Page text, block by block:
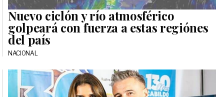
Nuevo ciclón y río atmosférico
golpeará con fuerza a estas regiónes
del país
NACIONAL